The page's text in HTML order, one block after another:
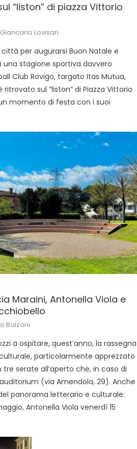
“liston” di piazza Vittorio
Giancarlo Lovisari
per augurarsi Buon Natale e
stagione sportiva davvero
Club Rovigo, targato Itas Mutua,
sul “liston” di Piazza Vittorio
momento di festa con i suoi
Maraini, Antonella Viola e
Bolzoni
a ospitare, quest’anno, la rassegna
culturale, particolarmente apprezzato
serate all’aperto che, in caso di
(via Amendola, 29). Anche
panorama letterario e culturale:
Antonella Viola venerdì 15